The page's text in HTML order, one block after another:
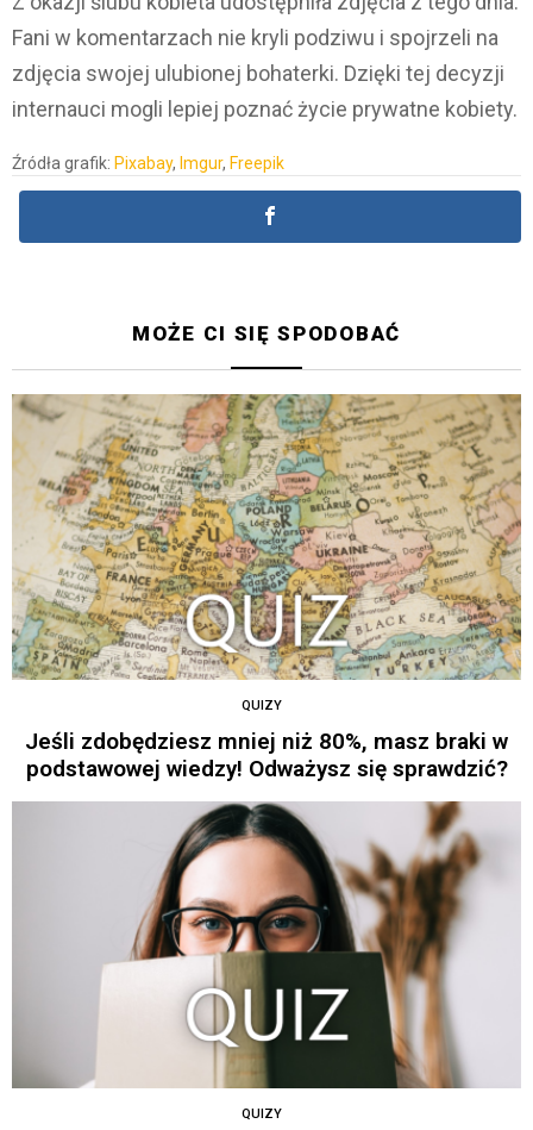
Fani w komentarzach nie kryli podziwu i spojrzeli na
zdjęcia swojej ulubionej bohaterki. Dzięki tej decyzji
internauci mogli lepiej poznać życie prywatne kobiety.
Źródła grafik: Pixabay, Imgur, Freepik
MOŻE CI SIĘ SPODOBAĆ
QUIZY
Jeśli zdobędziesz mniej niż 80%, masz braki w
podstawowej wiedzy! Odważysz się sprawdzić?
QUIZY